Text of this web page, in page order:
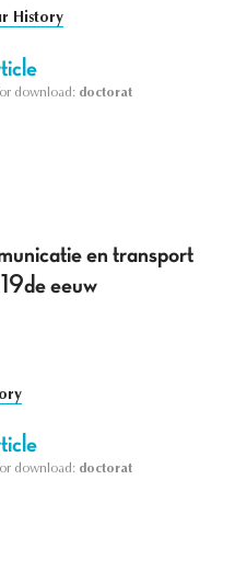
History
download: doctorat
en transport
eeuw
download: doctorat